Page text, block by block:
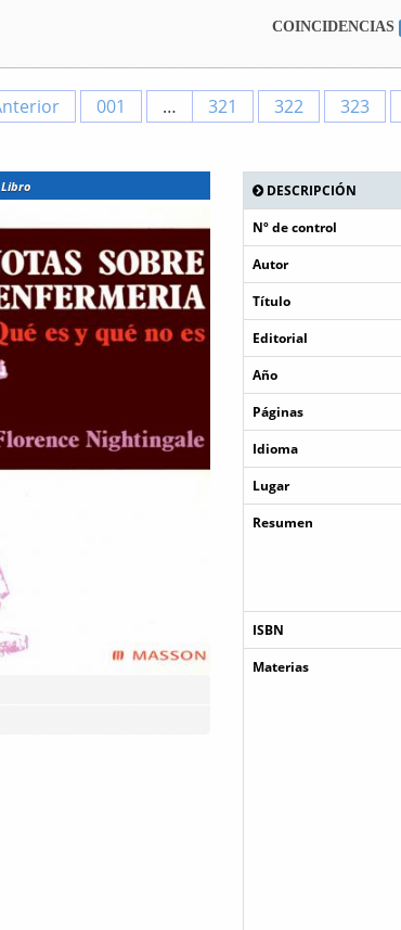
COINCIDENCIAS
001 … 321 322 323
Libro DESCRIPCIÓN
Nº de control
Autor
Título
Editorial
Año
Páginas
Idioma
Lugar
Resumen
ISBN
Materias